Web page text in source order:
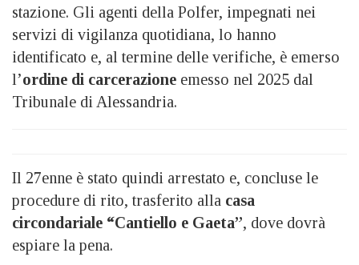
stazione. Gli agenti della Polfer, impegnati nei
servizi di vigilanza quotidiana, lo hanno
identificato e, al termine delle verifiche, è emerso
l’ordine di carcerazione emesso nel 2025 dal
Tribunale di Alessandria.
Il 27enne è stato quindi arrestato e, concluse le
procedure di rito, trasferito alla casa
circondariale “Cantiello e Gaeta”, dove dovrà
espiare la pena.